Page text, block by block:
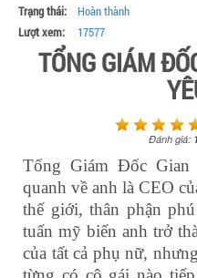
Trạng thái:
Hoàn thành
Lượt xem:
17577
TỔNG GIÁM
Đánh giá:
Tổng Giám Đốc
quanh về anh là CEO
thế giới, thân phận
tuấn mỹ biến anh trở
của tất cả phụ nữ,